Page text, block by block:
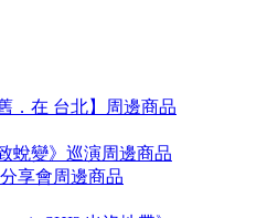
．在 台北】周邊商品
蛻變》巡演周邊商品
享會周邊商品